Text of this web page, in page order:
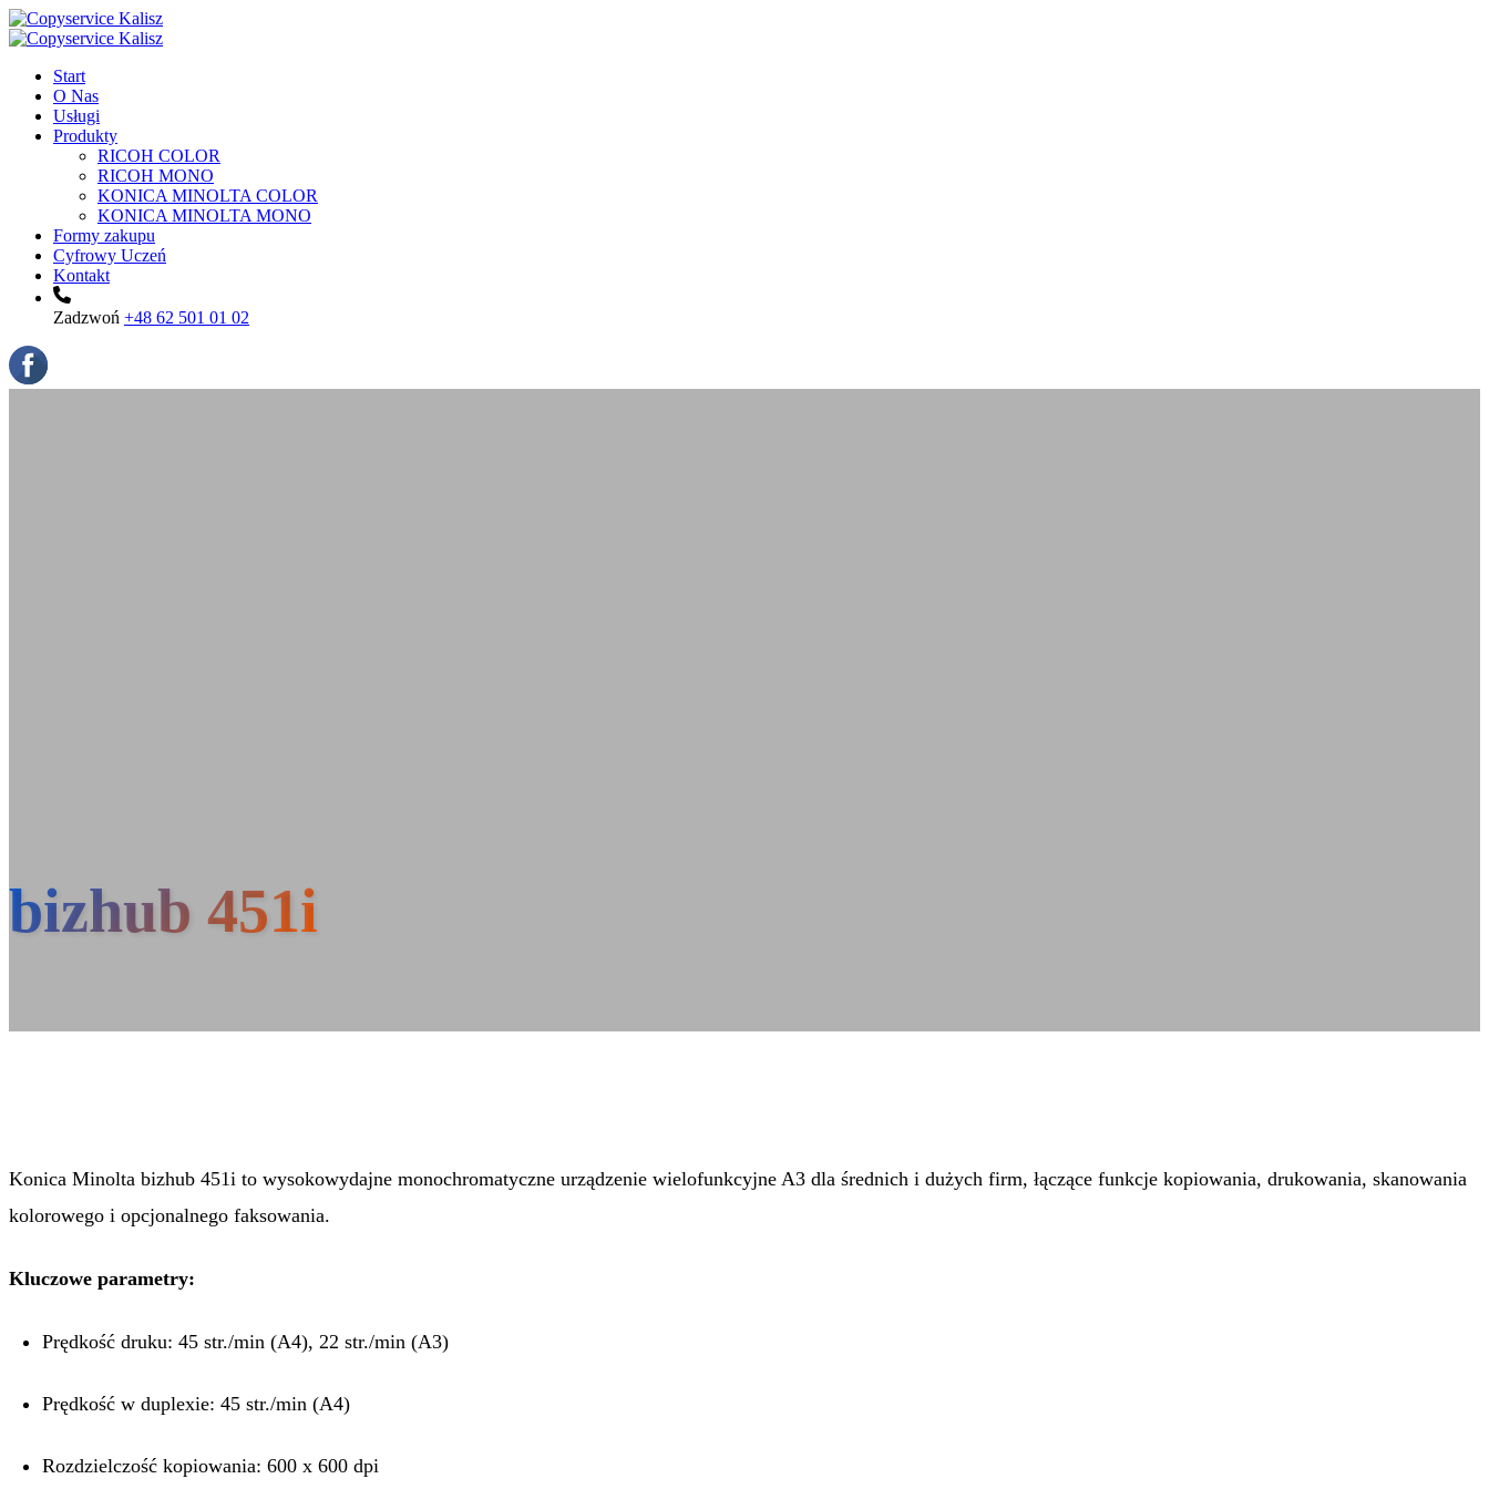
Start
O Nas
Usługi
Produkty
RICOH COLOR
RICOH MONO
KONICA MINOLTA COLOR
KONICA MINOLTA MONO
Formy zakupu
Cyfrowy Uczeń
Kontakt
Zadzwoń +48 62 501 01 02
bizhub 451i
Konica Minolta bizhub 451i to wysokowydajne monochromatyczne urządzenie wielofunkcyjne A3 dla średnich i dużych firm, łączące funkcje kopiowania, drukowania, skanowania
kolorowego i opcjonalnego faksowania.
Kluczowe parametry:
Prędkość druku: 45 str./min (A4), 22 str./min (A3)
Prędkość w duplexie: 45 str./min (A4)
Rozdzielczość kopiowania: 600 x 600 dpi